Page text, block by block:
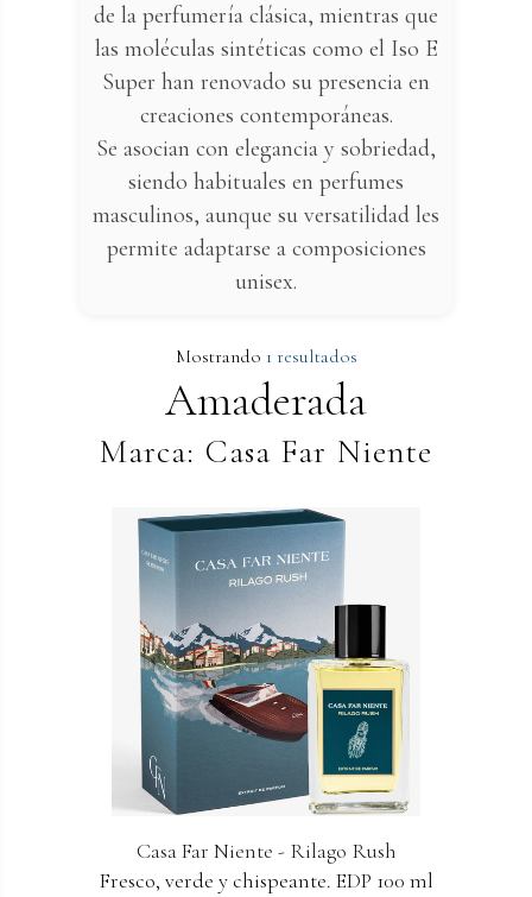
de la perfumería clásica, mientras que
las moléculas sintéticas como el Iso E
Super han renovado su presencia en
creaciones contemporáneas.
Se asocian con elegancia y sobriedad,
siendo habituales en perfumes
masculinos, aunque su versatilidad les
permite adaptarse a composiciones
unisex.
Mostrando 1 resultados
Amaderada
Marca: Casa Far Niente
Casa Far Niente - Rilago Rush
Fresco, verde y chispeante. EDP 100 ml